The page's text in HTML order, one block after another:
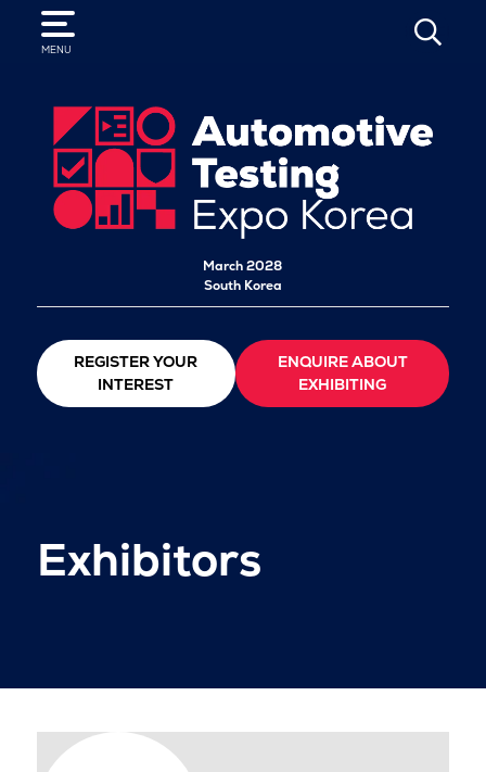
MENU
SEARCH
March 2028
South Korea
REGISTER YOUR
INTEREST
ENQUIRE ABOUT
EXHIBITING
Exhibitors